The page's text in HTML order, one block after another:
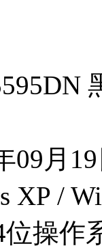
09月
XP /
位操作